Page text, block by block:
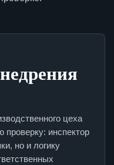
цеха
инспектор
но и логику